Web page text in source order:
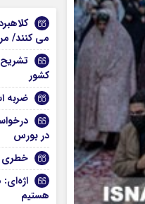
می کنند/
کشور
ضربه
در بورس
خطری
‌هستیم